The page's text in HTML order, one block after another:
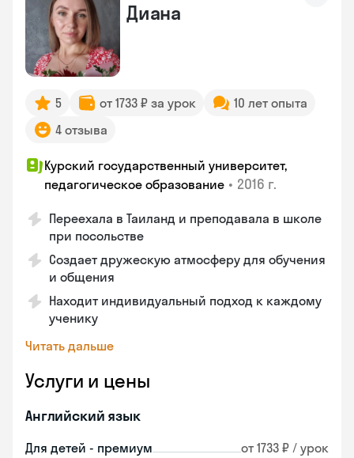
Диана
5 от 1733 ₽ за урок
10 лет опыта
4 отзыва
Курский государственный университет,
педагогическое образование • 2016 г.
Переехала в Таиланд и преподавала в школе
при посольстве
Создает дружескую атмосферу для обучения
и общения
Находит индивидуальный подход к каждому
ученику
Читать дальше
Услуги и цены
Английский язык
Для детей - премиум от 1733 ₽ / урок